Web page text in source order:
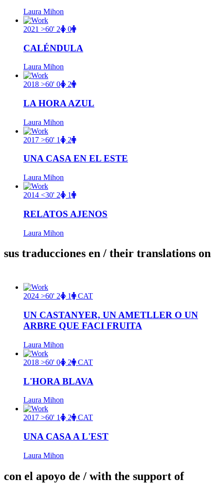
Laura Mihon
2021 >60' 2 0
CALÉNDULA
Laura Mihon
2018 >60' 0 2
LA HORA AZUL
Laura Mihon
2017 >60' 1 2
UNA CASA EN EL ESTE
Laura Mihon
2014 <30' 2 1
RELATOS AJENOS
Laura Mihon
sus traducciones en / their translations on
2024 >60' 2 1 CAT
UN CASTANYER, UN AMETLLER O UN
ARBRE QUE FACI FRUITA
Laura Mihon
2018 >60' 0 2 CAT
L'HORA BLAVA
Laura Mihon
2017 >60' 1 2 CAT
UNA CASA A L'EST
Laura Mihon
con el apoyo de / with the support of